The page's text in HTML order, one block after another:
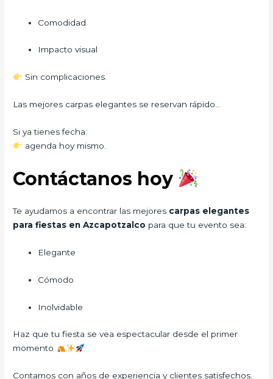
Comodidad
Impacto visual
Sin complicaciones.
Las mejores carpas elegantes se reservan rápido…
Si ya tienes fecha:
agenda hoy mismo.
Contáctanos hoy
Te ayudamos a encontrar las mejores carpas elegantes
para fiestas en Azcapotzalco para que tu evento sea:
Elegante
Cómodo
Inolvidable
Haz que tu fiesta se vea espectacular desde el primer
momento
Contamos con años de experiencia y clientes satisfechos.